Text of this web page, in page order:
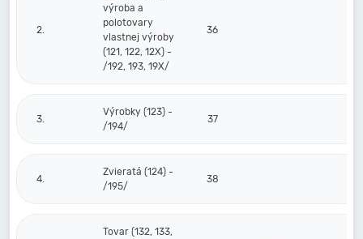
2.
výroba a
polotovary
vlastnej výroby
(121, 122, 12X) -
/192, 193, 19X/
36
3.
Výrobky (123) -
/194/
37
4.
Zvieratá (124) -
/195/
38
Tovar (132, 133,